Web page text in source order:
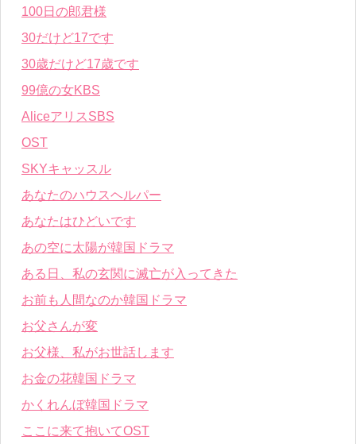
100日の郎君様
30だけど17です
30歳だけど17歳です
99億の女KBS
AliceアリスSBS
OST
SKYキャッスル
あなたのハウスヘルパー
あなたはひどいです
あの空に太陽が韓国ドラマ
ある日、私の玄関に滅亡が入ってきた
お前も人間なのか韓国ドラマ
お父さんが変
お父様、私がお世話します
お金の花韓国ドラマ
かくれんぼ韓国ドラマ
ここに来て抱いてOST